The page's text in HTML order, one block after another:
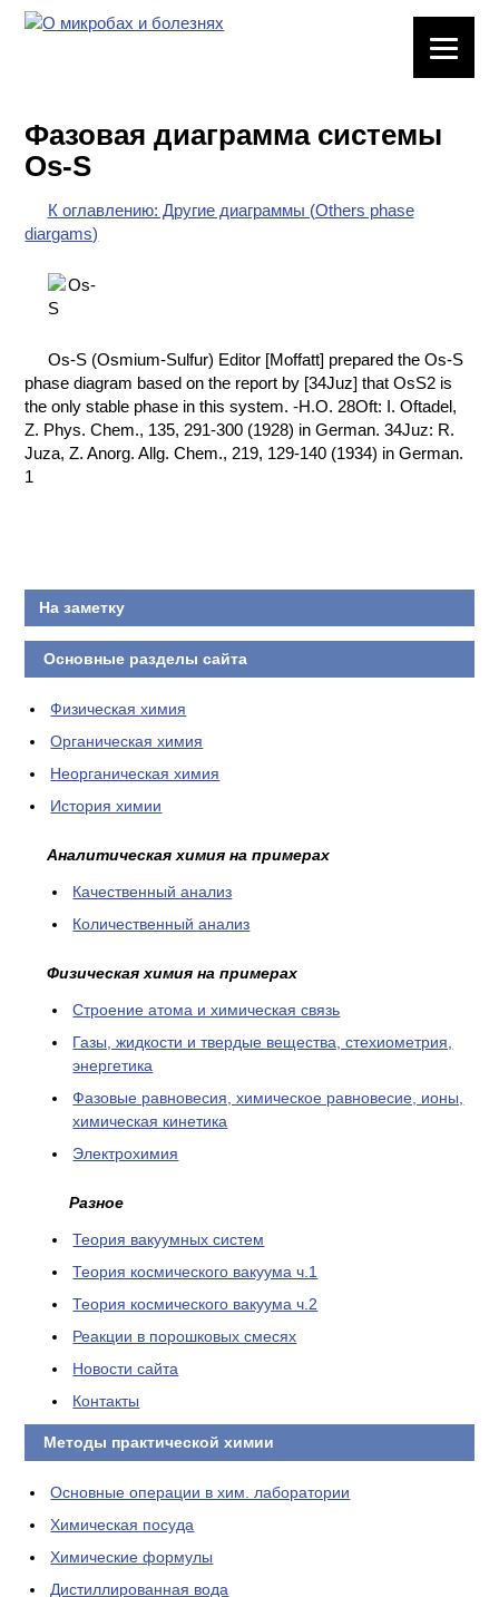
ХИМИЧЕСКАЯ
ПОСУДА
ВРЕДНЫЕ
ФАКТОРЫ
ХИМИЯ НА
ПРОИЗВОДСТВЕ
И ХИМИЧЕСКАЯ
Фазовая диаграмма системы
Os-S
К оглавлению: Другие диаграммы (Others phase
diargams)
Os-S (Osmium-Sulfur) Editor [Moffatt] prepared the Os-S
phase diagram based on the report by [34Juz] that OsS2 is
the only stable phase in this system. -H.O. 28Oft: I. Oftadel,
Z. Phys. Chem., 135, 291-300 (1928) in German. 34Juz: R.
Juza, Z. Anorg. Allg. Chem., 219, 129-140 (1934) in German.
1
На заметку
Основные разделы сайта
Физическая химия
Органическая химия
Неорганическая химия
История химии
Аналитическая химия на примерах
Качественный анализ
Количественный анализ
Физическая химия на примерах
Cтроение атома и химическая связь
Газы, жидкости и твердые вещества, стехиометрия,
энергетика
Фазовые равновесия, химическое равновесие, ионы,
химическая кинетика
Электрохимия
Разное
Теория вакуумных систем
Теория космического вакуума ч.1
Теория космического вакуума ч.2
Реакции в порошковых смесях
Новости сайта
Контакты
Методы практической химии
Основные операции в хим. лаборатории
Химическая посуда
Химические формулы
Дистиллированная вода